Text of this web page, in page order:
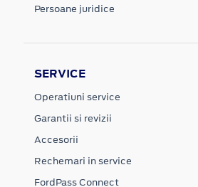
Persoane juridice
SERVICE
Operatiuni service
Garantii si revizii
Accesorii
Rechemari in service
FordPass Connect